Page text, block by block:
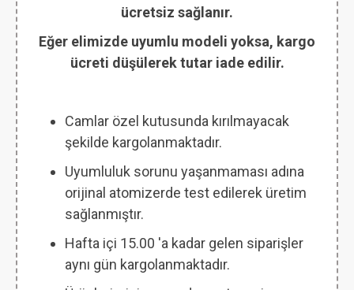
ücretsiz sağlanır.
Eğer elimizde uyumlu modeli yoksa, kargo
ücreti düşülerek tutar iade edilir.
Camlar özel kutusunda kırılmayacak
şekilde kargolanmaktadır.
Uyumluluk sorunu yaşanmaması adına
orijinal atomizerde test edilerek üretim
sağlanmıştır.
Hafta içi 15.00 'a kadar gelen siparişler
aynı gün kargolanmaktadır.